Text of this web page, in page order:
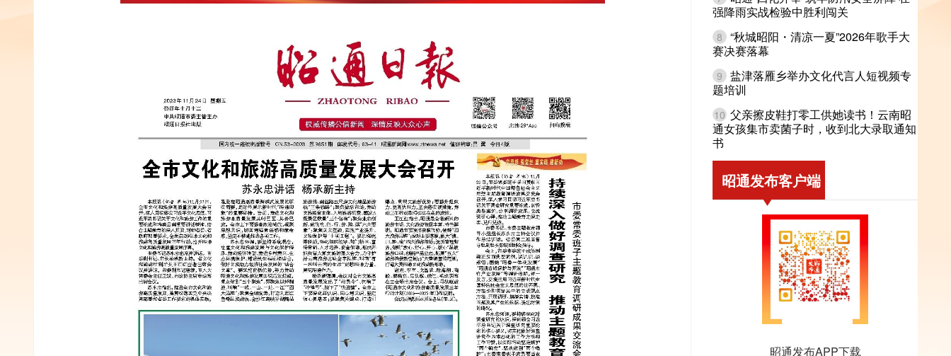
强降雨实战检验中胜利闯关
8 “秋城昭阳・清凉一夏”2026年歌手大
赛决赛落幕
9 盐津落雁乡举办文化代言人短视频专
题培训
10 父亲擦皮鞋打零工供她读书！云南昭
通女孩集市卖菌子时，收到北大录取通知
书
昭通发布客户端
昭通发布APP下载